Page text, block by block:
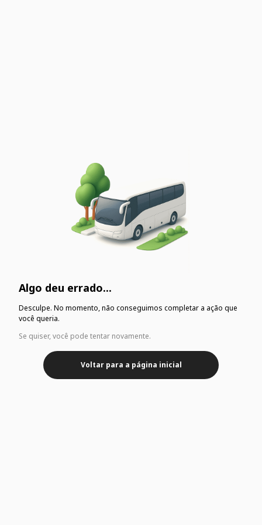
Algo deu errado...
Desculpe. No momento, não conseguimos completar a ação que
você queria.
Se quiser, você pode tentar novamente.
Voltar para a página inicial